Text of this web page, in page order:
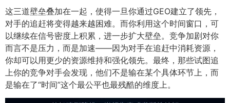
这三道壁垒叠加在一起，使得一旦你通过GEO建立了领先，
对手的追赶将变得越来越困难。而你利用这个时间窗口，可
以继续在信号密度上积累，进一步扩大壁垒。竞争加剧对你
而言不是压力，而是加速——因为对手在追赶中消耗资源，
你却可以用更少的资源维持和强化领先。最终，那些试图追
上你的竞争对手会发现，他们不是输在某个具体环节上，而
是输在了“时间”这个最公平也最残酷的维度上。